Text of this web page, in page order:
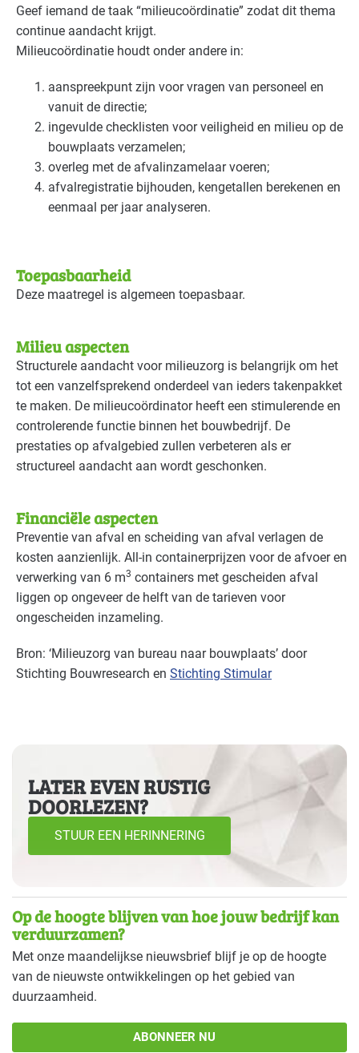
Geef iemand de taak “milieucoördinatie” zodat dit thema
continue aandacht krijgt.
Milieucoördinatie houdt onder andere in:
aanspreekpunt zijn voor vragen van personeel en
vanuit de directie;
ingevulde checklisten voor veiligheid en milieu op de
bouwplaats verzamelen;
overleg met de afvalinzamelaar voeren;
afvalregistratie bijhouden, kengetallen berekenen en
eenmaal per jaar analyseren.
Toepasbaarheid
Deze maatregel is algemeen toepasbaar.
Milieu aspecten
Structurele aandacht voor milieuzorg is belangrijk om het
tot een vanzelfsprekend onderdeel van ieders takenpakket
te maken. De milieucoördinator heeft een stimulerende en
controlerende functie binnen het bouwbedrijf. De
prestaties op afvalgebied zullen verbeteren als er
structureel aandacht aan wordt geschonken.
Financiële aspecten
Preventie van afval en scheiding van afval verlagen de
kosten aanzienlijk. All-in containerprijzen voor de afvoer en
verwerking van 6 m3 containers met gescheiden afval
liggen op ongeveer de helft van de tarieven voor
ongescheiden inzameling.
Bron: ‘Milieuzorg van bureau naar bouwplaats’ door
Stichting Bouwresearch en Stichting Stimular
LATER EVEN RUSTIG
DOORLEZEN?
STUUR EEN HERINNERING
Op de hoogte blijven van hoe jouw bedrijf kan
verduurzamen?
Met onze maandelijkse nieuwsbrief blijf je op de hoogte
van de nieuwste ontwikkelingen op het gebied van
duurzaamheid.
ABONNEER NU